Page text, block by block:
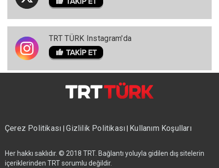
TRT TÜRK Instagram'da
Çerez Politikası|Gizlilik Politikası| Kullanım Koşulları
Her hakkı saklıdır. © 2018 TRT. Bağlantı yoluyla gidilen dış sitelerin
içeriklerinden TRT sorumlu değildir.